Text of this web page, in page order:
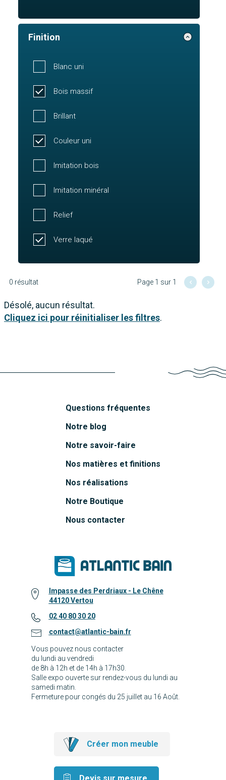
Finition
Blanc uni
Bois massif
Brillant
Couleur uni
Imitation bois
Imitation minéral
Relief
Verre laqué
0 résultat Page 1 sur 1
Désolé, aucun résultat.
Cliquez ici pour réinitialiser les filtres.
Questions fréquentes
Notre blog
Notre savoir-faire
Nos matières et finitions
Nos réalisations
Notre Boutique
Nous contacter
Impasse des Perdriaux - Le Chêne
44120 Vertou
02 40 80 30 20
contact@atlantic-bain.fr
Vous pouvez nous contacter
du lundi au vendredi
de 8h à 12h et de 14h à 17h30.
Salle expo ouverte sur rendez-vous du lundi au
samedi matin.
Fermeture pour congés du 25 juillet au 16 Août.
Créer mon meuble
Devis sur mesure